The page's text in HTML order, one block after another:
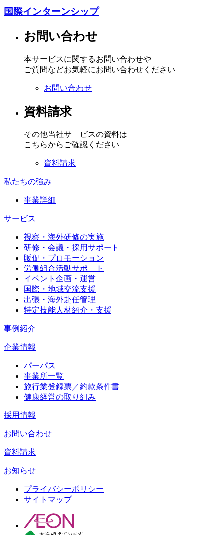
国際インターンシップ
お問い合わせ
本サービスに関するお問い合わせや
ご質問などお気軽にお問い合わせください
お問い合わせ
資料請求
その他当社サービスの資料は
こちらからご確認ください
資料請求
私たちの強み
事業詳細
サービス
視察・海外研修の実施
研修・会議・採用サポート
販促・プロモーション
労働組合活動サポート
イベント企画・運営
国際・地域交流支援
出張・海外赴任管理
特定技能人材紹介・支援
事例紹介
企業情報
パーパス
事業所一覧
旅行業登録票／約款条件書
健康経営の取り組み
採用情報
お問い合わせ
資料請求
お知らせ
プライバシーポリシー
サイトマップ